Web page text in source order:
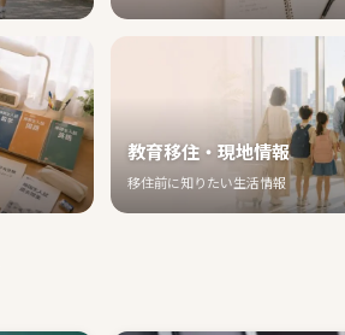
教育移住・現地情報
移住前に知りたい生活情報